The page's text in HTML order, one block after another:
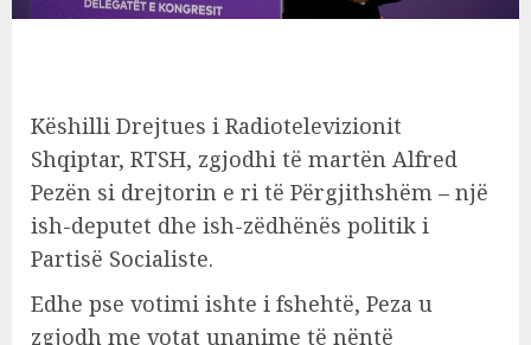
Këshilli Drejtues i Radiotelevizionit
Shqiptar, RTSH, zgjodhi të martën Alfred
Pezën si drejtorin e ri të Përgjithshëm – një
ish-deputet dhe ish-zëdhënës politik i
Partisë Socialiste.
Edhe pse votimi ishte i fshehtë, Peza u
zgjodh me votat unanime të nëntë